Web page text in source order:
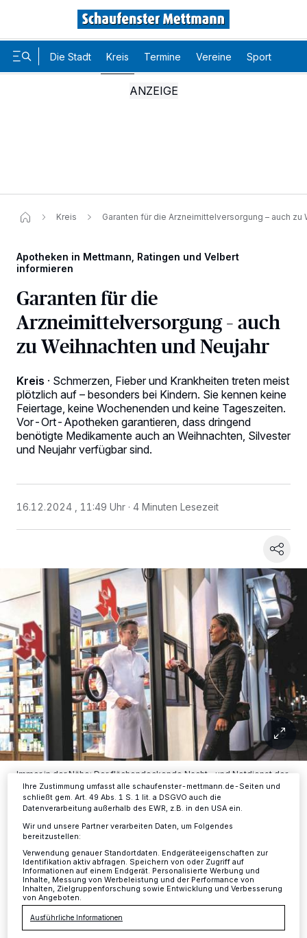
Die Stadt Kreis Termine Vereine Sport
Kreis Garanten für die Arzneimittelversorgung – auch zu
Apotheken in Mettmann, Ratingen und Velbert
informieren
Garanten für die
Arzneimittelversorgung – auch
zu Weihnachten und Neujahr
Kreis · Schmerzen, Fieber und Krankheiten treten meist
plötzlich auf – besonders bei Kindern. Sie kennen keine
Feiertage, keine Wochenenden und keine Tageszeiten.
Vor-Ort-Apotheken garantieren, dass dringend
benötigte Medikamente auch an Weihnachten, Silvester
und Neujahr verfügbar sind.
16.12.2024 , 11:49 Uhr 4 Minuten Lesezeit
Immer in der Nähe: Der flächendeckende Nacht- und Notdienst der
Apotheken.
Foto: ABDA
Ü ber ein flächendeckendes
Notdienstsystem sind sie 365 Tage im
Jahr und rund um die Uhr erreichbar. „Wer
Wir und unsere218-Partner speichern und greifen auf
personenbezogene Daten wie Browserdaten oder eindeutige
Kennungen auf Ihrem Gerät zu. Durch Auswahl von OK aktivieren Sie
Tracking-Technologien für die unter „Wir und unsere Partner
verarbeiten Daten, um Ihnen Dienste bereitzustellen“ aufgeführten
Zwecke. Wenn Tracker deaktiviert sind, sind manche Inhalte und
Anzeigen möglicherweise nicht mehr so relevant für Sie. Sie können
dieses Menü jederzeit wieder aufrufen, um Ihre Einstellungen zu
ändern oder Ihre Einwilligung zu widerrufen, indem Sie auf den Link
Einstellungen oder Ablehnen am unteren Rand der Webseite klicken.
Ihre Einstellungen gelten innerhalb unseres Website. Weitere
Ihre Zustimmung umfasst alle schaufenster-mettmann.de-Seiten und
schließt gem. Art. 49 Abs. 1 S. 1 lit. a DSGVO auch die
Datenverarbeitung außerhalb des EWR, z.B. in den USA ein.
Wir und unsere Partner verarbeiten Daten, um Folgendes
bereitzustellen:
Verwendung genauer Standortdaten. Endgeräteeigenschaften zur
Identifikation aktiv abfragen. Speichern von oder Zugriff auf
Informationen auf einem Endgerät. Personalisierte Werbung und
Inhalte, Messung von Werbeleistung und der Performance von
Inhalten, Zielgruppenforschung sowie Entwicklung und Verbesserung
von Angeboten.
Ausführliche Informationen